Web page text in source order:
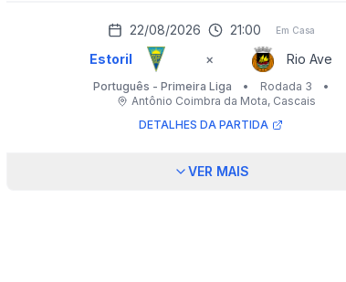
22/08/2026 21:00 Em Casa
Estoril × Rio Ave
Português - Primeira Liga • Rodada 3
•
Antônio Coimbra da Mota, Cascais
DETALHES DA PARTIDA
VER MAIS